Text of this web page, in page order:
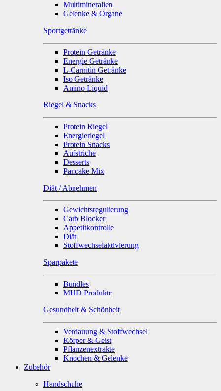
Multimineralien
Gelenke & Organe
Sportgetränke
Protein Getränke
Energie Getränke
L-Carnitin Getränke
Iso Getränke
Amino Liquid
Riegel & Snacks
Protein Riegel
Energieriegel
Protein Snacks
Aufstriche
Desserts
Pancake Mix
Diät / Abnehmen
Gewichtsregulierung
Carb Blocker
Appetitkontrolle
Diät
Stoffwechselaktivierung
Sparpakete
Bundles
MHD Produkte
Gesundheit & Schönheit
Verdauung & Stoffwechsel
Körper & Geist
Pflanzenextrakte
Knochen & Gelenke
Zubehör
Handschuhe